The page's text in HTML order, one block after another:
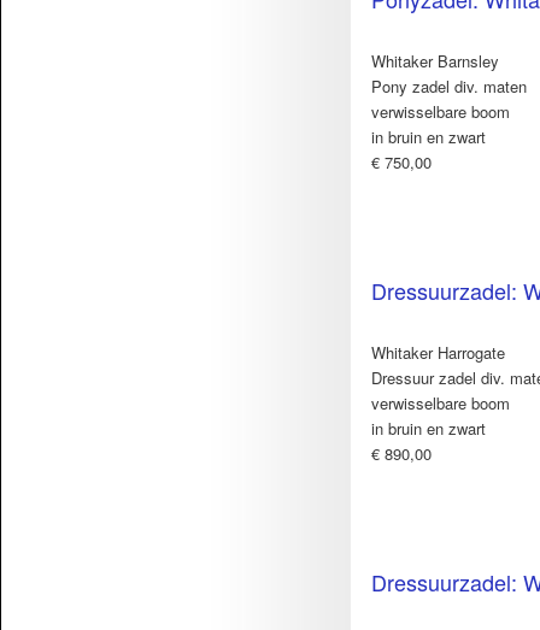
Whitaker Barnsley
Pony zadel div. maten
verwisselbare boom
in bruin en zwart
€ 750,00
Dressuurzadel:
Whitaker Harrogate
Dressuur zadel div.
verwisselbare boom
in bruin en zwart
€ 890,00
Dressuurzadel: